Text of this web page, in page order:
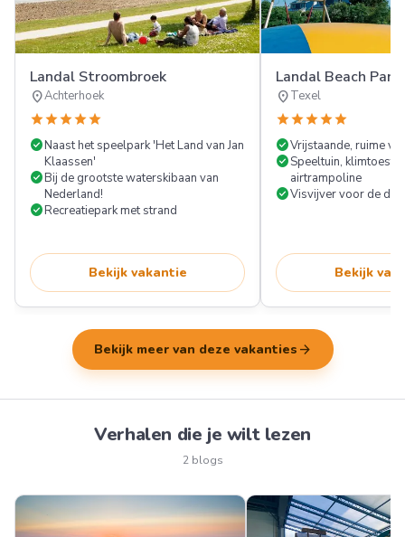
Landal Stroombroek
location_onAchterhoek
starstarstarstarstar
check_circleNaast het speelpark 'Het Land van Jan
Klaassen'
check_circleBij de grootste waterskibaan van
Nederland!
check_circleRecreatiepark met strand
Bekijk vakantie
Landal Beach
location_onTexel
starstarstarstarstar
check_circleVrijstaande, ruime
check_circleSpeeltuin,
airtrampoline
check_circleVisvijver voor de
Bekijk
Bekijk meer van deze vakanties arrow_forward
Verhalen die je wilt lezen
2 blogs